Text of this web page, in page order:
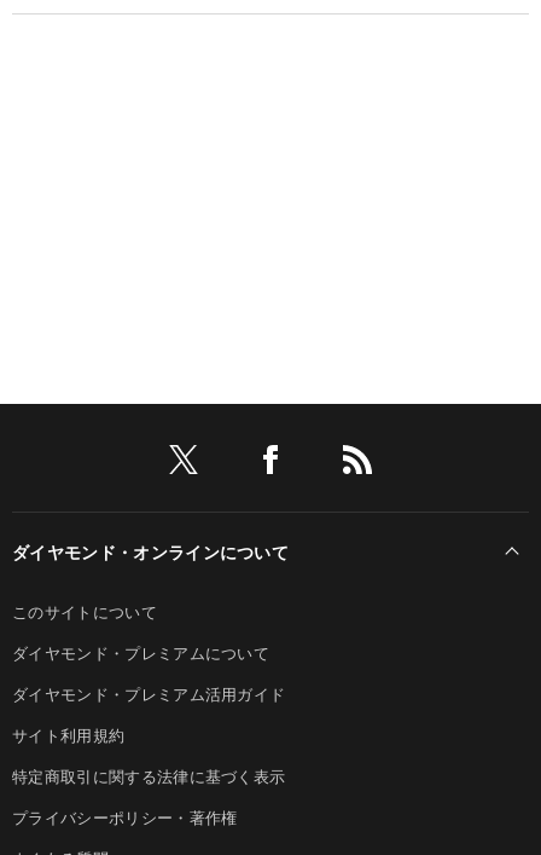
ダイヤモンド・オンラインについて
このサイトについて
ダイヤモンド・プレミアムについて
ダイヤモンド・プレミアム活用ガイド
サイト利用規約
特定商取引に関する法律に基づく表示
プライバシーポリシー・著作権